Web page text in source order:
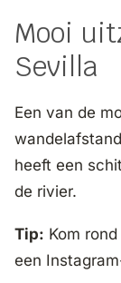
Mooi
Sevilla
Een van de
heeft een
de rivier.
Tip: Kom
een